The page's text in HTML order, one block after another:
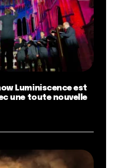
Luminiscence est
une toute nouvelle